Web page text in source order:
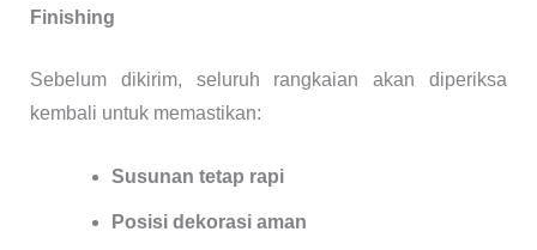
Finishing
Sebelum dikirim, seluruh rangkaian akan diperiksa
kembali untuk memastikan:
Susunan tetap rapi
Posisi dekorasi aman